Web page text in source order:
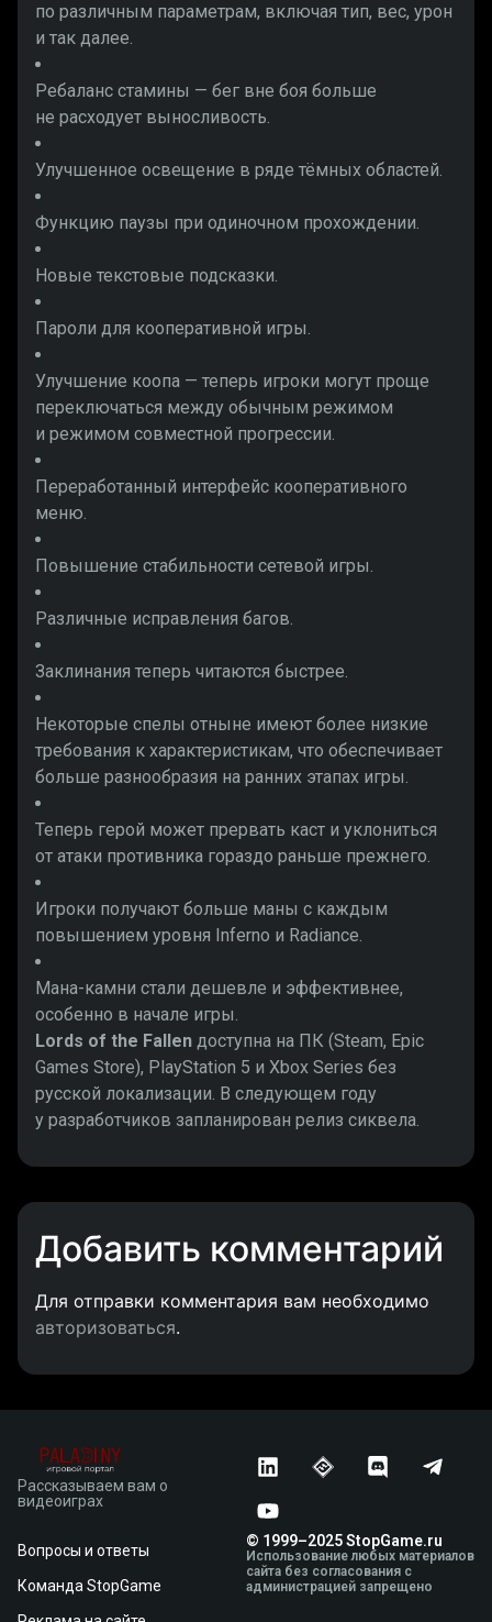
по различным параметрам, включая тип, вес, урон
и так далее.
Ребаланс стамины — бег вне боя больше
не расходует выносливость.
Улучшенное освещение в ряде тёмных областей.
Функцию паузы при одиночном прохождении.
Новые текстовые подсказки.
Пароли для кооперативной игры.
Улучшение коопа — теперь игроки могут проще
переключаться между обычным режимом
и режимом совместной прогрессии.
Переработанный интерфейс кооперативного
меню.
Повышение стабильности сетевой игры.
Различные исправления багов.
Заклинания теперь читаются быстрее.
Некоторые спелы отныне имеют более низкие
требования к характеристикам, что обеспечивает
больше разнообразия на ранних этапах игры.
Теперь герой может прервать каст и уклониться
от атаки противника гораздо раньше прежнего.
Игроки получают больше маны с каждым
повышением уровня Inferno и Radiance.
Мана-камни стали дешевле и эффективнее,
особенно в начале игры.
Lords of the Fallen доступна на ПК (Steam, Epic
Games Store), PlayStation 5 и Xbox Series без
русской локализации. В следующем году
у разработчиков запланирован релиз сиквела.
Добавить комментарий
Для отправки комментария вам необходимо
авторизоваться.
Рассказываем вам о
видеоиграх
Вопросы и ответы
Команда StopGame
© 1999–2025 StopGame.ru
Использование любых материалов
сайта без согласования с
администрацией запрещено